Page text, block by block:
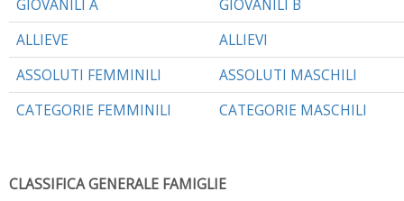
GIOVANILI A
GIOVANILI B
ALLIEVE
ALLIEVI
ASSOLUTI FEMMINILI
ASSOLUTI MASCHILI
CATEGORIE FEMMINILI
CATEGORIE MASCHILI
CLASSIFICA GENERALE FAMIGLIE